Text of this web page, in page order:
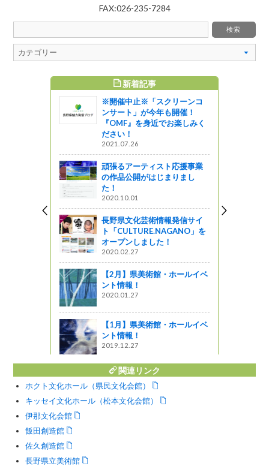
FAX:026-235-7284
新着記事
※開催中止※「スクリーンコ
ンサート」が今年も開催！
『OMF』を身近でお楽しみく
ださい！
2021.07.26
頑張るアーティスト応援事業
の作品公開がはじまりまし
た！
2020.10.01
長野県文化芸術情報発信サイ
ト「CULTURE.NAGANO」を
オープンしました！
2020.02.27
【2月】県美術館・ホールイベ
ント情報！
2020.01.27
【1月】県美術館・ホールイベ
ント情報！
2019.12.27
関連リンク
ホクト文化ホール（県民文化会館）
キッセイ文化ホール（松本文化会館）
伊那文化会館
飯田創造館
佐久創造館
長野県立美術館